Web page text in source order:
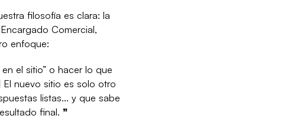
filosofía es clara: la
Comercial,
enfoque:
el sitio” o hacer lo que
nuevo sitio es solo otro
listas… y que sabe
final. ❞